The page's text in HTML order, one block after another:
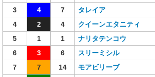
3
4 7 タレイア
4
2 4 クイーンエタニティ
5
1 1 ナリタテンコウ
6
3 6 スリーミシル
7
7 14 モアビリーブ